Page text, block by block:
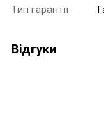
Тип гарантії
Відгуки